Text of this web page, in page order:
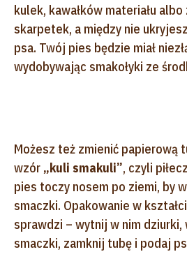
kulek, kawałków materiału
skarpetek, a między nie
psa. Twój pies będzie miał
wydobywając smakołyki ze
Możesz też zmienić papierową
wzór „kuli smakuli”, czyli
pies toczy nosem po ziemi, by
smaczki. Opakowanie w
sprawdzi – wytnij w nim dziurki,
smaczki, zamknij tubę i podaj